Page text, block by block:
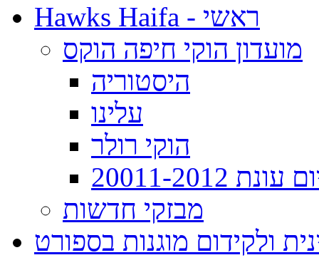
Hawks Haifa - ראשי
מועדון הוקי חיפה הוקס
היסטוריה
עלינו
הוקי רולר
20011-2012
מבזקי חדשות
ולקידום מוגנות בספורט